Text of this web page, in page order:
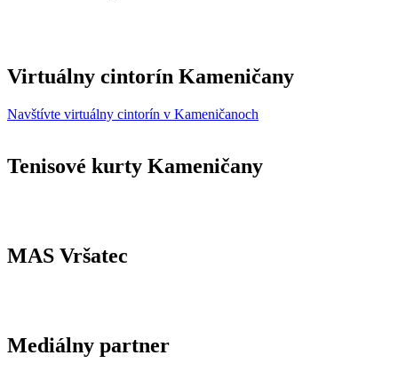
Virtuálny cintorín Kameničany
Navštívte virtuálny cintorín v Kameničanoch
Tenisové kurty Kameničany
MAS Vršatec
Mediálny partner